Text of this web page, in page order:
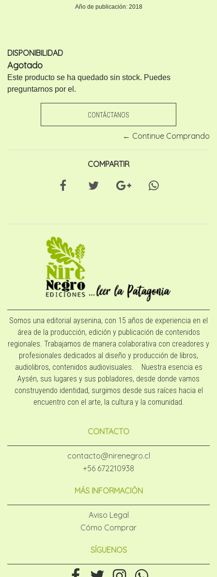
Año de publicación: 2018
DISPONIBILIDAD
Agotado
Este producto se ha quedado sin stock. Puedes
preguntarnos por el.
CONTÁCTANOS
← Continue Comprando
COMPARTIR
Somos una editorial aysenina, con 15 años de experiencia en el
área de la producción, edición y publicación de contenidos
regionales. Trabajamos de manera colaborativa con creadores y
profesionales dedicados al diseño y producción de libros,
audiolibros, contenidos audiovisuales. Nuestra esencia es
Aysén, sus lugares y sus pobladores, desde donde vamos
construyendo identidad, surgimos desde sus raíces hacia el
encuentro con el arte, la cultura y la comunidad.
CONTACTO
contacto@nirenegro.cl
+56 672210938
MÁS INFORMACIÓN
Aviso Legal
Cómo Comprar
SÍGUENOS